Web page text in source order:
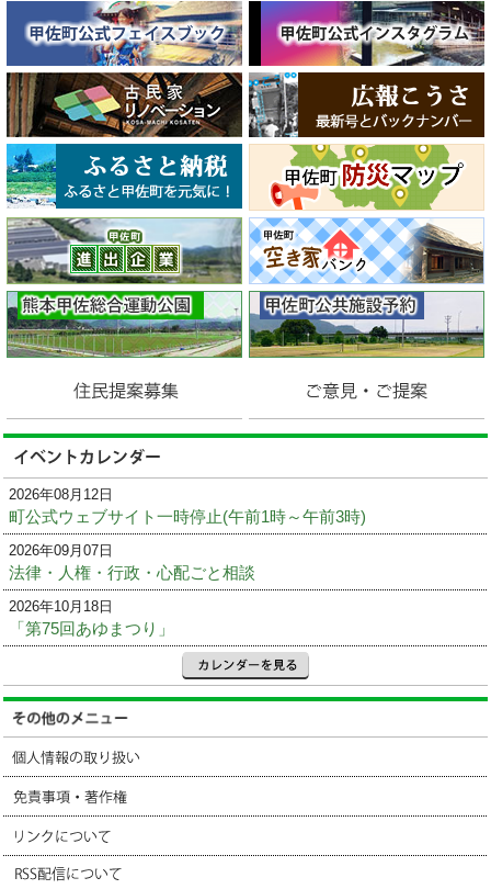
2026年08月12日
町公式ウェブサイト一時停止(午前1時～午前3時)
2026年09月07日
法律・人権・行政・心配ごと相談
2026年10月18日
「第75回あゆまつり」